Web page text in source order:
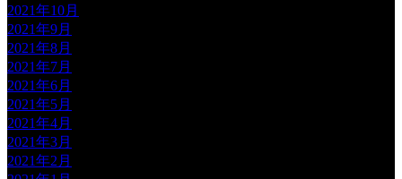
2021年10月
2021年9月
2021年8月
2021年7月
2021年6月
2021年5月
2021年4月
2021年3月
2021年2月